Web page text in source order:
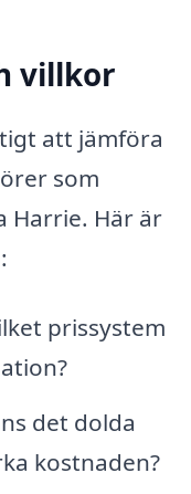
villkor
att jämföra
som
Harrie. Här är
prissystem
det dolda
kostnaden?